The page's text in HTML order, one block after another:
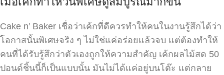
Cake n’ Baker เชื่อว่าเค้กที่ดีควรทำให้คนในงานรู้สึกได้ว่า
โอกาสนั้นพิเศษจริง ๆ ไม่ใช่แค่อร่อยแล้วจบ แต่ต้องทำให้
คนที่ได้รับรู้สึกว่าตัวเองถูกให้ความสำคัญ เค้กผลไม้สด 50
ปอนด์ชิ้นนี้ก็เป็นแบบนั้น มันไม่ได้แค่อยู่บนโต๊ะ แต่กลาย